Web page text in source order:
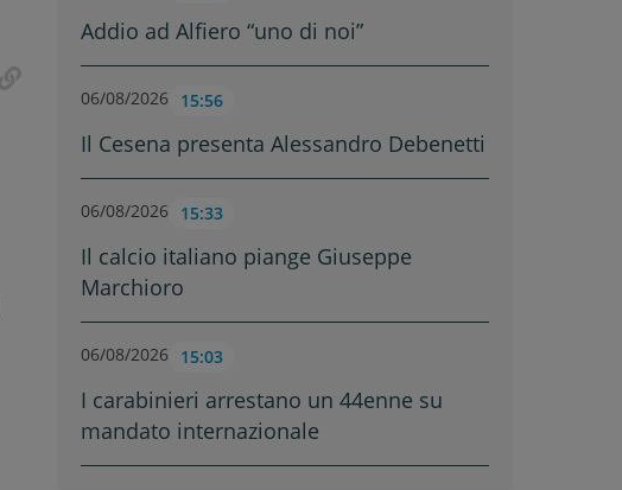
Addio ad Alfiero “uno di noi”
06/08/2026 15:56
Il Cesena presenta Alessandro Debenetti
06/08/2026 15:33
Il calcio italiano piange Giuseppe
Marchioro
06/08/2026 15:03
I carabinieri arrestano un 44enne su
mandato internazionale